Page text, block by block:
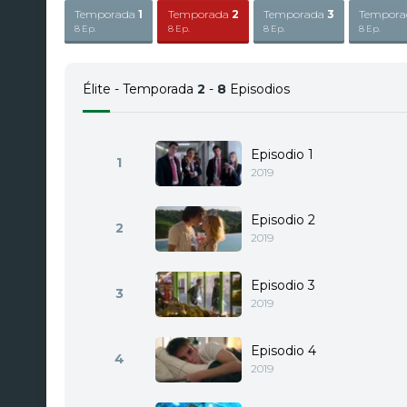
Temporada1
8 Ep.
Temporada 2
8 Ep.
Temporada 3
8 Ep. 8 Ep.
Élite - Temporada 2 - 8 Episodios
1 Episodio 1
2019
2 Episodio 2
2019
3 Episodio 3
2019
4 Episodio 4
2019